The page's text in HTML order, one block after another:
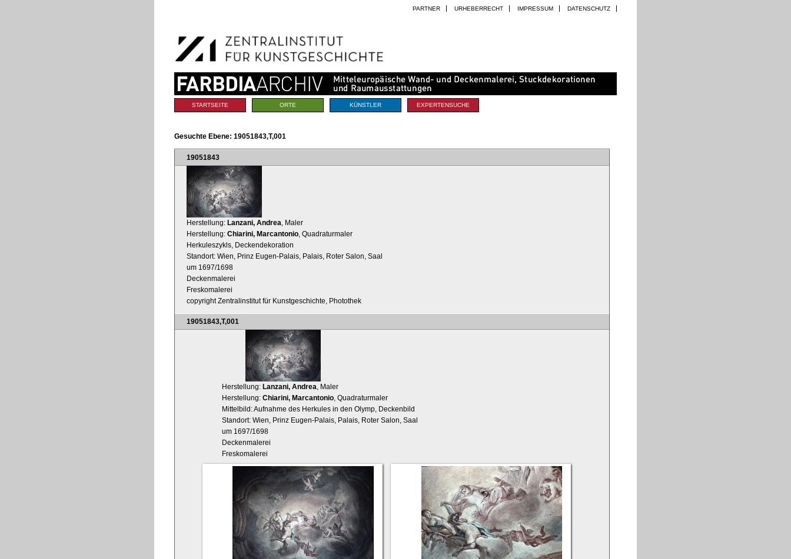
Navigation
PARTNER URHEBERRECHT IMPRESSUM DATENSCHUTZ
Sektionen
STARTSEITE ORTE KÜNSTLER EXPERTENSUCHE
Gesuchte Ebene: 19051843,T,001
19051843
Herstellung: Lanzani, Andrea , Maler
Herstellung: Chiarini, Marcantonio , Quadraturmaler
Herkuleszykls, Deckendekoration
Standort: Wien, Prinz Eugen-Palais, Palais, Roter Salon, Saal
um 1697/1698
Deckenmalerei
Freskomalerei
copyright Zentralinstitut für Kunstgeschichte, Photothek
19051843,T,001
Herstellung: Lanzani, Andrea, Maler
Herstellung: Chiarini, Marcantonio, Quadraturmaler
Mittelbild: Aufnahme des Herkules in den Olymp, Deckenbild
Standort: Wien, Prinz Eugen-Palais, Palais, Roter Salon, Saal
um 1697/1698
Deckenmalerei
Freskomalerei